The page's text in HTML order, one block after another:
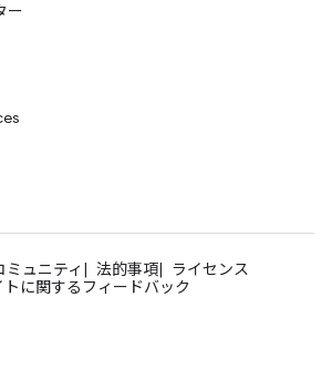
ー
ミュニティ 法的事項
ライセンス
トに関するフィードバック